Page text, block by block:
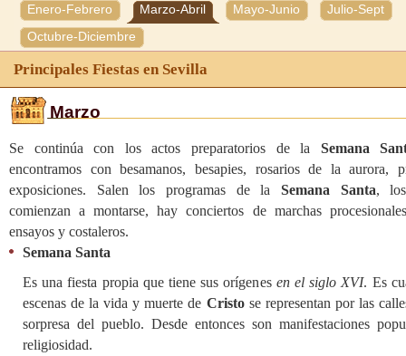
Hoteles
Agencias
Área Clientes
Contacto
Enero-Febrero Marzo-Abril Mayo-Junio
Julio-Sept
Octubre-Diciembre
Principales Fiestas en Sevilla
Marzo
Se continúa con los actos preparatorios de la Semana
encontramos con besamanos, besapies, rosarios de la aurora,
exposiciones. Salen los programas de la Semana Santa,
comienzan a montarse, hay conciertos de marchas
ensayos y costaleros.
Semana Santa
Es una fiesta propia que tiene sus orígenes en el siglo XVI. Es
escenas de la vida y muerte de Cristose representan por las
sorpresa del pueblo. Desde entonces son manifestaciones
religiosidad.